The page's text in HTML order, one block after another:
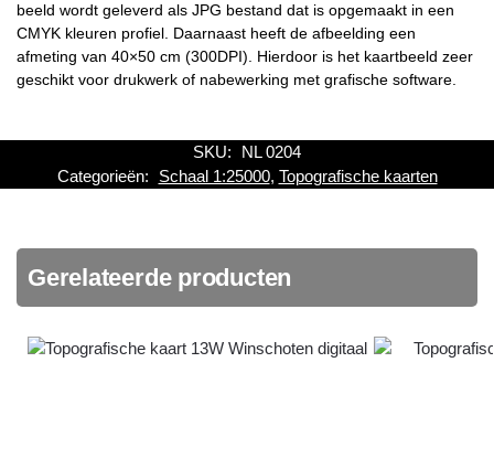
beeld wordt geleverd als JPG bestand dat is opgemaakt in een
CMYK kleuren profiel. Daarnaast heeft de afbeelding een
afmeting van 40×50 cm (300DPI). Hierdoor is het kaartbeeld zeer
geschikt voor drukwerk of nabewerking met grafische software.
SKU:
NL 0204
Categorieën:
Schaal 1:25000, Topografische kaarten
Gerelateerde producten